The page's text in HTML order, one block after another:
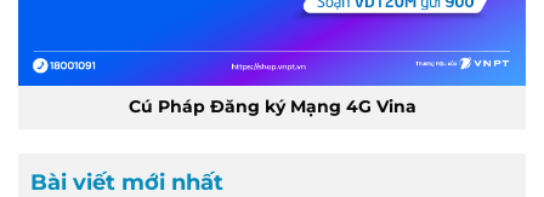
Cú Pháp Đăng ký Mạng 4G Vina
Bài viết mới nhất